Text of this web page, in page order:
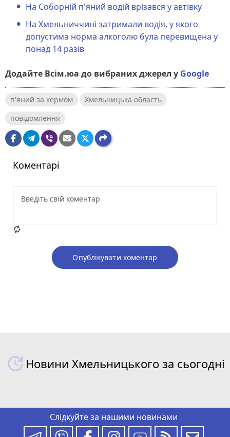
На Соборній п'яний водій врізався у автівку
На Хмельниччині затримали водія, у якого
допустима норма алкоголю була перевищена у
понад 14 разів
Додайте Всім.юа до вибраних джерел у Google
п'яний за кермом
Хмельницька область
повідомлення
Коментарі
Опублікувати коментар
Новини Хмельницького за сьогодні
Слідкуйте за нашими новинами